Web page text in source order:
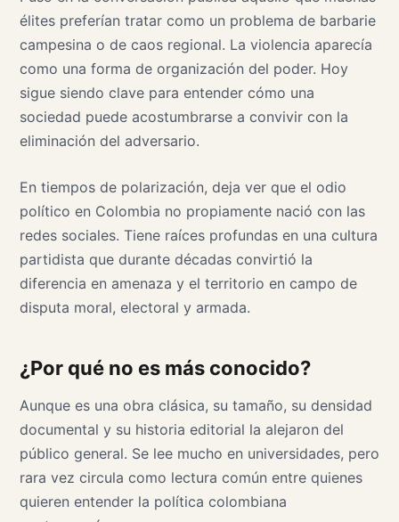
élites preferían tratar como un problema de barbarie
campesina o de caos regional. La violencia aparecía
como una forma de organización del poder. Hoy
sigue siendo clave para entender cómo una
sociedad puede acostumbrarse a convivir con la
eliminación del adversario.
En tiempos de polarización, deja ver que el odio
político en Colombia no propiamente nació con las
redes sociales. Tiene raíces profundas en una cultura
partidista que durante décadas convirtió la
diferencia en amenaza y el territorio en campo de
disputa moral, electoral y armada.
¿Por qué no es más conocido?
Aunque es una obra clásica, su tamaño, su densidad
documental y su historia editorial la alejaron del
público general. Se lee mucho en universidades, pero
rara vez circula como lectura común entre quienes
quieren entender la política colombiana